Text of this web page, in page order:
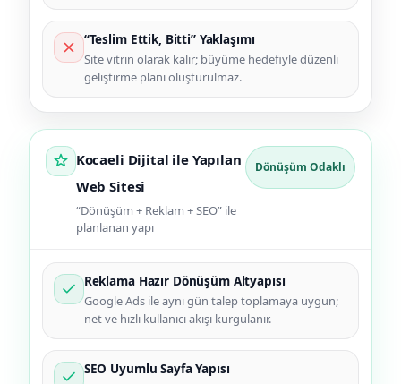
“Teslim Ettik, Bitti” Yaklaşımı
Site vitrin olarak kalır; büyüme hedefiyle düzenli
geliştirme planı oluşturulmaz.
Kocaeli Dijital ile Yapılan
Web Sitesi
“Dönüşüm + Reklam + SEO” ile
planlanan yapı
Dönüşüm Odaklı
Reklama Hazır Dönüşüm Altyapısı
Google Ads ile aynı gün talep toplamaya uygun;
net ve hızlı kullanıcı akışı kurgulanır.
SEO Uyumlu Sayfa Yapısı